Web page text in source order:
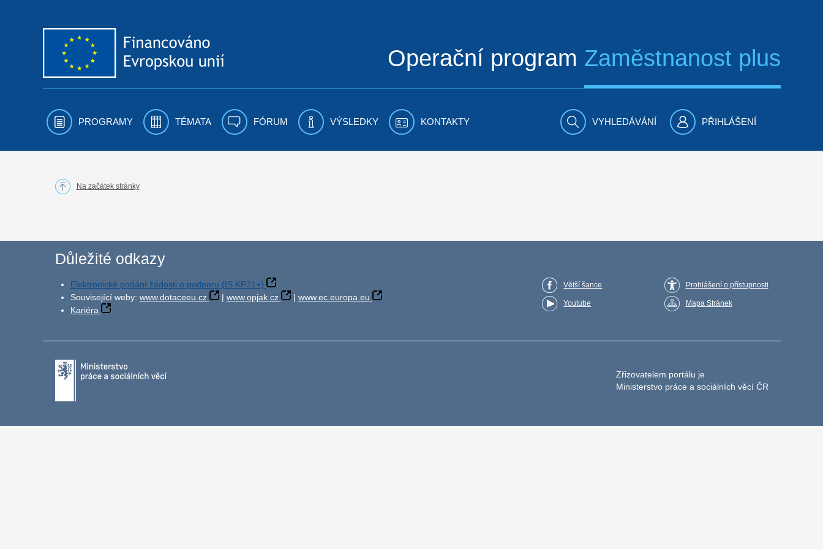
Operační program Zaměstnanost plus
PROGRAMY TÉMATA FÓRUM VÝSLEDKY KONTAKTY VYHLEDÁVÁNÍ PŘIHLÁŠENÍ
Na začátek stránky
Důležité odkazy
Elektronické podání žádosti o podporu (IS KP21+)
Související weby: www.dotaceeu.cz | www.opjak.cz | www.ec.europa.eu
Kariéra
Větší šance
Youtube
Prohlášení o přístupnosti
Mapa Stránek
Zřizovatelem portálu je
Ministerstvo práce a sociálních věcí ČR